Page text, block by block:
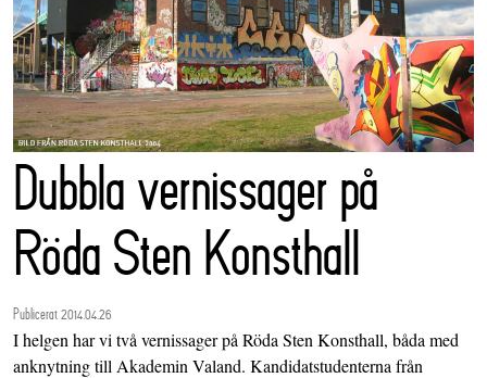
Dubbla vernissager på
Röda Sten Konsthall
Publicerat 2014.04.26
I helgen har vi två vernissager på Röda Sten Konsthall, båda med
anknytning till Akademin Valand. Kandidatstudenterna från